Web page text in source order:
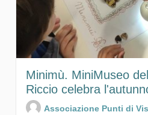
Minimù. MiniMuseo
Riccio celebra
Associazione Punti di